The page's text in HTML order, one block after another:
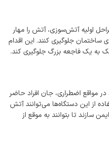
اولیه آتش‌سوزی، آتش را مهار
جلوگیری کنند. این اقدام
به یک فاجعه بزرگ جلوگیری کند.
مواقع اضطراری، جان افراد حاضر
از این دستگاه‌ها می‌توانند آتش
سازند تا بتوانند به موقع از